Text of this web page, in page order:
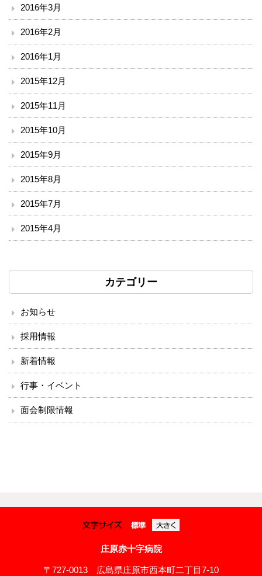
2016年3月
2016年2月
2016年1月
2015年12月
2015年11月
2015年10月
2015年9月
2015年8月
2015年7月
2015年4月
カテゴリー
お知らせ
採用情報
新着情報
行事・イベント
面会制限情報
庄原赤十字病院
〒727-0013 広島県庄原市西本町二丁目7-10